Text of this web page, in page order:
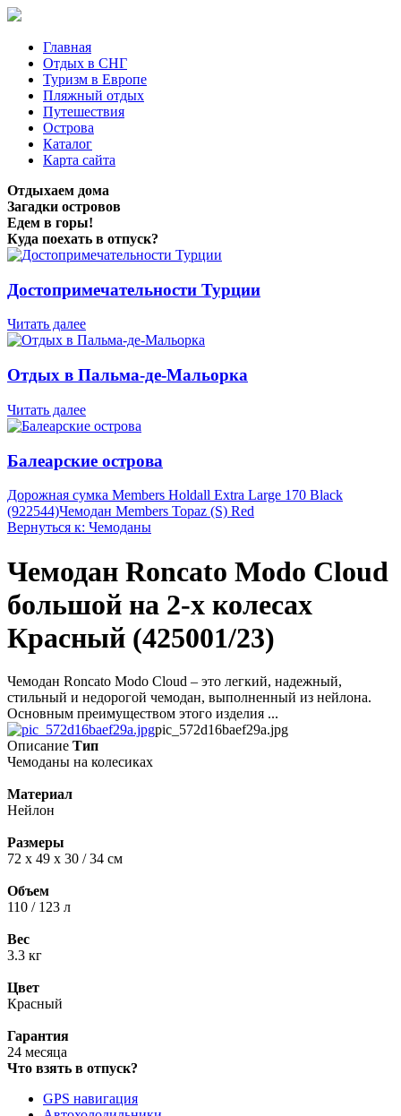
Главная
Отдых в СНГ
Туризм в Европе
Пляжный отдых
Путешествия
Острова
Каталог
Карта сайта
Отдыхаем дома
Загадки островов
Едем в горы!
Куда поехать в отпуск?
Достопримечательности Турции
Читать далее
Отдых в Пальма-де-Мальорка
Читать далее
Балеарские острова
Дорожная сумка Members Holdall Extra Large 170 Black
(922544)Чемодан Members Topaz (S) Red
Вернуться к: Чемоданы
Чемодан Roncato Modo Cloud
большой на 2-х колесах
Красный (425001/23)
Чемодан Roncato Modo Cloud – это легкий, надежный,
стильный и недорогой чемодан, выполненный из нейлона.
Основным преимуществом этого изделия ...
pic_572d16baef29a.jpg
Описание Тип
Чемоданы на колесиках
Материал
Нейлон
Размеры
72 х 49 х 30 / 34 см
Объем
110 / 123 л
Вес
3.3 кг
Цвет
Красный
Гарантия
24 месяца
Что взять в отпуск?
GPS навигация